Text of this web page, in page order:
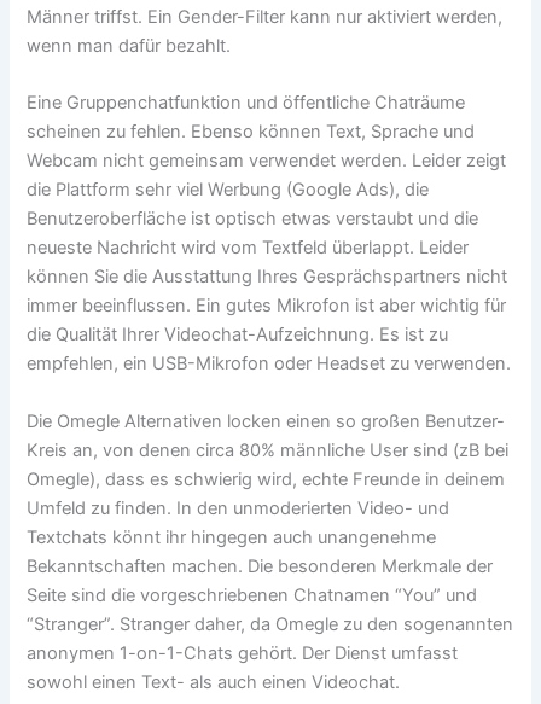
Männer triffst. Ein Gender-Filter kann nur aktiviert werden,
wenn man dafür bezahlt.
Eine Gruppenchatfunktion und öffentliche Chaträume
scheinen zu fehlen. Ebenso können Text, Sprache und
Webcam nicht gemeinsam verwendet werden. Leider zeigt
die Plattform sehr viel Werbung (Google Ads), die
Benutzeroberfläche ist optisch etwas verstaubt und die
neueste Nachricht wird vom Textfeld überlappt. Leider
können Sie die Ausstattung Ihres Gesprächspartners nicht
immer beeinflussen. Ein gutes Mikrofon ist aber wichtig für
die Qualität Ihrer Videochat-Aufzeichnung. Es ist zu
empfehlen, ein USB-Mikrofon oder Headset zu verwenden.
Die Omegle Alternativen locken einen so großen Benutzer-
Kreis an, von denen circa 80% männliche User sind (zB bei
Omegle), dass es schwierig wird, echte Freunde in deinem
Umfeld zu finden. In den unmoderierten Video- und
Textchats könnt ihr hingegen auch unangenehme
Bekanntschaften machen. Die besonderen Merkmale der
Seite sind die vorgeschriebenen Chatnamen “You” und
“Stranger”. Stranger daher, da Omegle zu den sogenannten
anonymen 1-on-1-Chats gehört. Der Dienst umfasst
sowohl einen Text- als auch einen Videochat.